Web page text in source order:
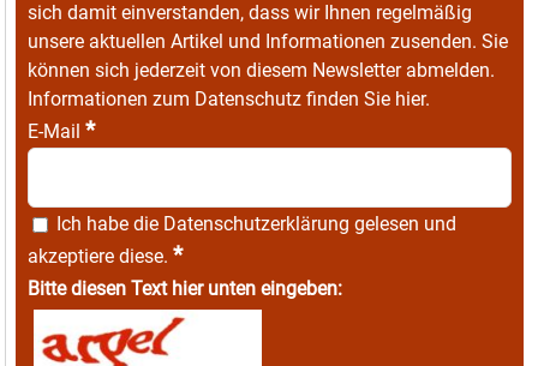
sich damit einverstanden, dass wir Ihnen regelmäßig
unsere aktuellen Artikel und Informationen zusenden. Sie
können sich jederzeit von diesem Newsletter abmelden.
Informationen zum Datenschutz finden Sie hier.
E-Mail *
Ich habe die Datenschutzerklärung gelesen und
akzeptiere diese. *
Bitte diesen Text hier unten eingeben: